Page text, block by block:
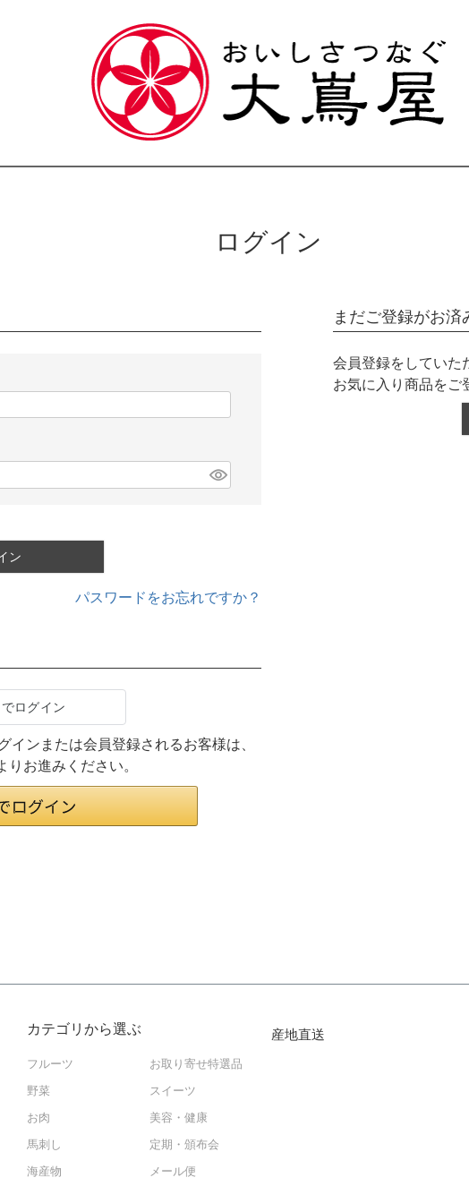
ログイン
ン
パスワードをお忘れですか？
インまたは会員登録されるお客様は、
りお進みください。
まだご登録がお済
会員登録をしていた
お気に入り商品をご
カテゴリから選ぶ
フルーツ
野菜
お肉
馬刺し
海産物
お取り寄せ特選品
スイーツ
美容・健康
定期・頒布会
メール便
産地直送